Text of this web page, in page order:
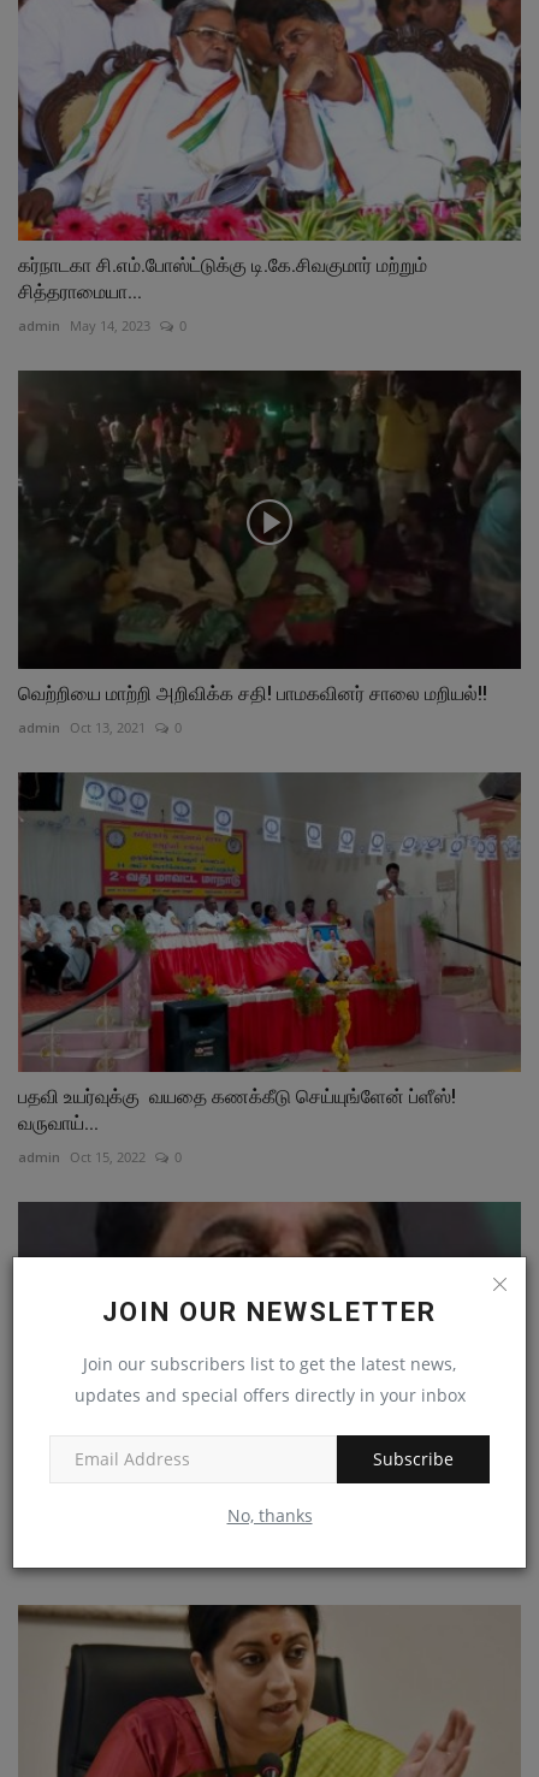
JOIN OUR NEWSLETTER
Join our subscribers list to get the latest news,
updates and special offers directly in your inbox
Subscribe
No, thanks
கர்நாடகா சி.எம்.போஸ்ட்டுக்கு டி.கே.சிவகுமார் மற்றும்
சித்தராமையா...
admin May 14, 2023 0
வெற்றியை மாற்றி அறிவிக்க சதி! பாமகவினர் சாலை மறியல்!!
admin Oct 13, 2021 0
பதவி உயர்வுக்கு வயதை கணக்கீடு செய்யுங்ளேன் ப்ளீஸ்!
வருவாய்...
admin Oct 15, 2022 0
தமிழகத்தில் சட்டம் - ஒழுங்கு சீர்குலைந்துள்ளது! சொல்கிறார்...